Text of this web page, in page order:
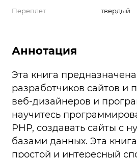
Переплет
твердый
Аннотация
Эта книга
разработчиков сайтов и
веб-дизайнеров и
научитесь
PHP, создавать сайты с
базами данных. Эта
простой и интересный